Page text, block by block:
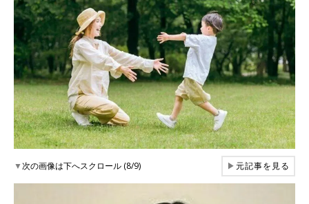
▼次の画像は下へスクロール (8/9) ▶元記事を見る